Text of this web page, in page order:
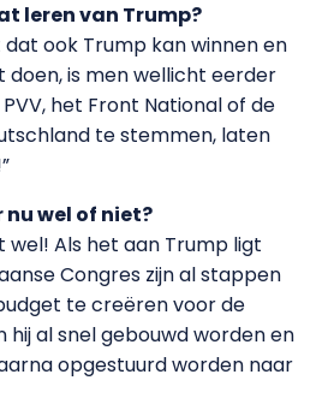
leren van Trump?
ook Trump kan winnen en
doen, is men wellicht eerder
het Front National of de
te stemmen, laten
wel of niet?
wel! Als het aan Trump ligt
Congres zijn al stappen
te creëren voor de
hij al snel gebouwd worden en
opgestuurd worden naar